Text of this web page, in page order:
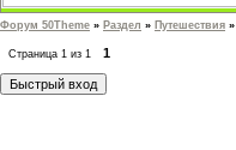
Форум 50Theme » Раздел » Путешествия »
Страница 1 из 1 1